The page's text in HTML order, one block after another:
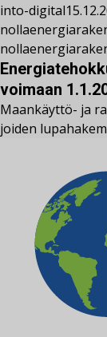
into-digital
voimaan
Maankäyttö- ja
joiden